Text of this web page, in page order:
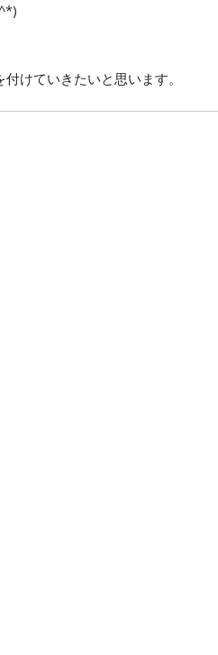
けていきたいと思います。